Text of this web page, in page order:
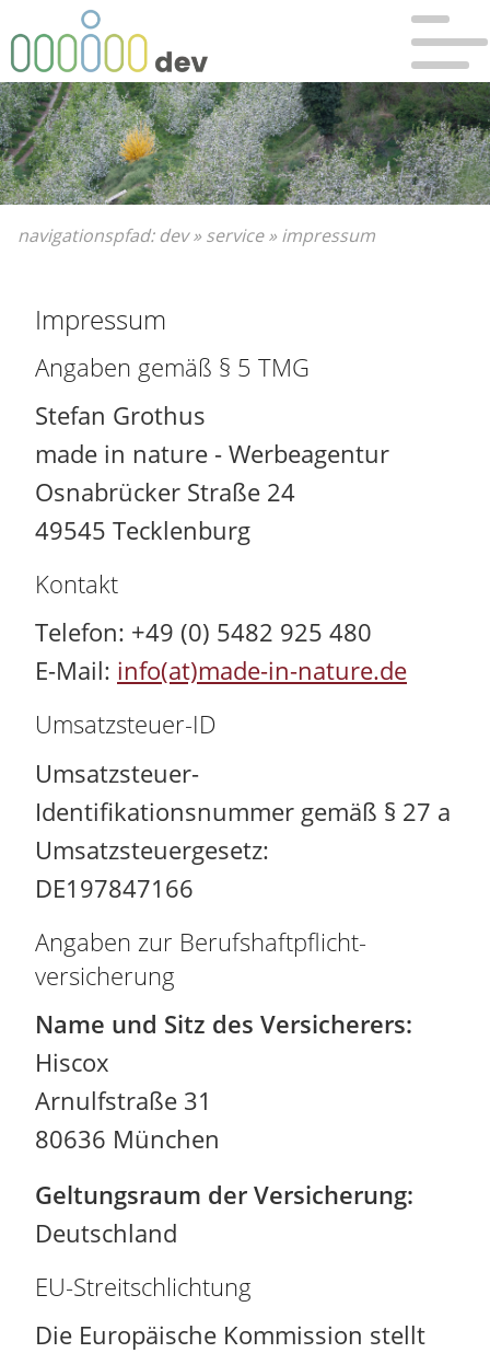
Bitte wählen Sie:
zur Hauptnavigation
Hauptnavigation überspringen
zum Hauptinhalt
zum Inhaltsverzeichnis
Sie sind hier:
Dev»
Service»
Impressum
navigationspfad:dev»service»impressum
Impressum
Angaben gemäß § 5 TMG
Stefan Grothus
made in nature - Werbeagentur
Osnabrücker Straße 24
49545 Tecklenburg
Kontakt
Telefon: +49 (0) 5482 925 480
E-Mail: info(at)made-in-nature.de
Umsatzsteuer-ID
Umsatzsteuer-
Identifikationsnummer gemäß § 27 a
Umsatzsteuergesetz:
DE197847166
Angaben zur Berufs­haftpflicht­
versicherung
Name und Sitz des Versicherers:
Hiscox
Arnulfstraße 31
80636 München
Geltungsraum der Versicherung:
Deutschland
EU-Streitschlichtung
Die Europäische Kommission stellt